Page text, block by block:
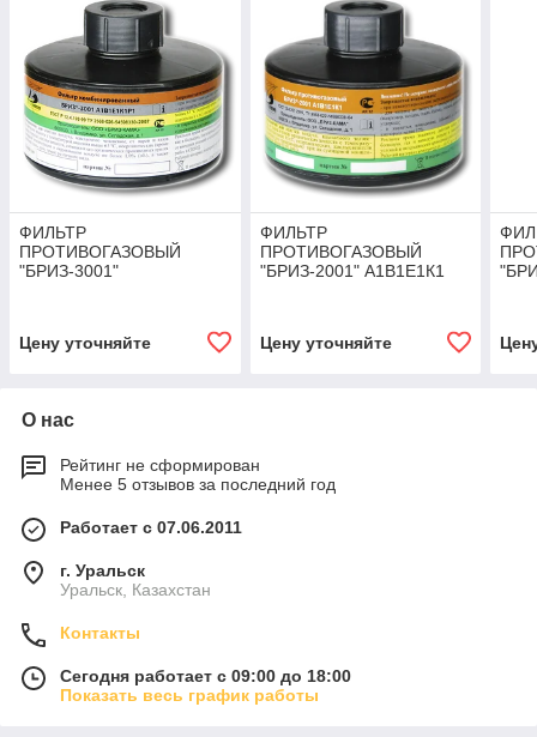
ФИЛЬТР
ПРОТИВОГАЗОВЫЙ
"БРИЗ-3001"
Цену уточняйте
ФИЛЬТР
ПРОТИВОГАЗОВЫЙ
"БРИЗ-2001" А1В1Е1К1
Цену уточняйте
О нас
Рейтинг не сформирован
Менее 5 отзывов за последний год
Работает с 07.06.2011
г. Уральск
Уральск, Казахстан
Контакты
Сегодня работает с 09:00 до 18:00
Показать весь график работы